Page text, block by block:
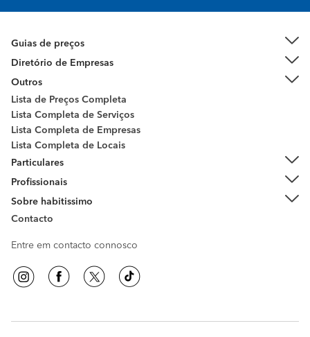
Guias de preços
Diretório de Empresas
Outros
Lista de Preços Completa
Lista Completa de Serviços
Lista Completa de Empresas
Lista Completa de Locais
Particulares
Profissionais
Sobre habitissimo
Contacto
Entre em contacto connosco